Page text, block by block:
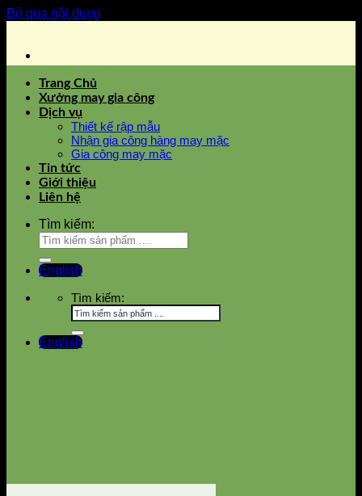
Bỏ qua nội dung
Trang Chủ
Xưởng may gia công
Dịch vụ
Thiết kế rập mẫu
Nhận gia công hàng may mặc
Gia công may mặc
Tin tức
Giới thiệu
Liên hệ
Tìm kiếm:
English
Tìm kiếm:
English